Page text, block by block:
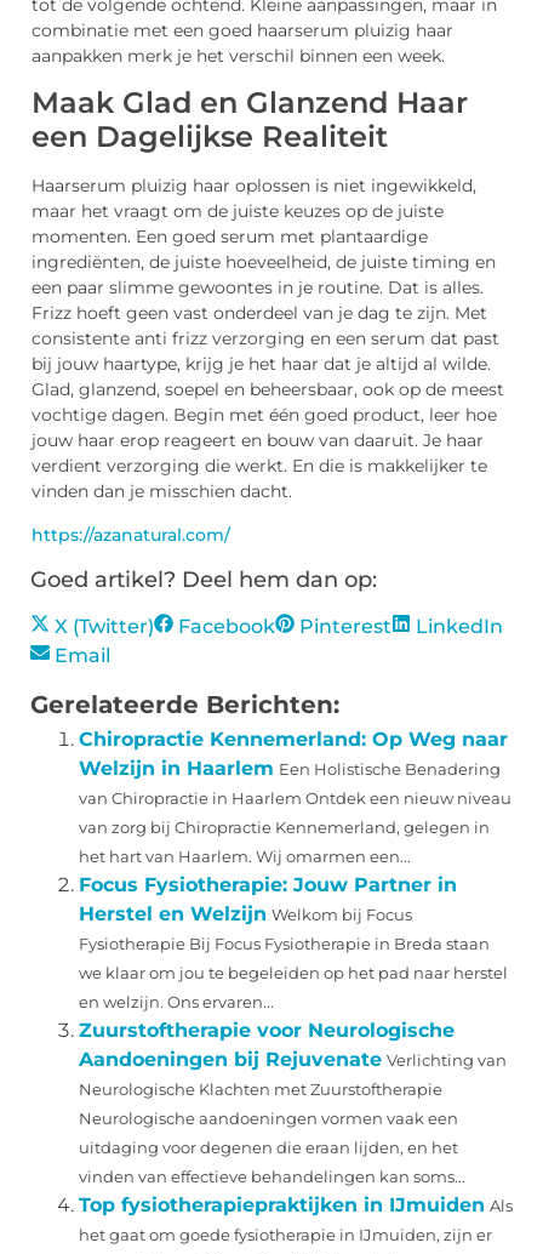
tot de volgende ochtend. Kleine aanpassingen, maar in
combinatie met een goed haarserum pluizig haar
aanpakken merk je het verschil binnen een week.
Maak Glad en Glanzend Haar
een Dagelijkse Realiteit
Haarserum pluizig haar oplossen is niet ingewikkeld,
maar het vraagt om de juiste keuzes op de juiste
momenten. Een goed serum met plantaardige
ingrediënten, de juiste hoeveelheid, de juiste timing en
een paar slimme gewoontes in je routine. Dat is alles.
Frizz hoeft geen vast onderdeel van je dag te zijn. Met
consistente anti frizz verzorging en een serum dat past
bij jouw haartype, krijg je het haar dat je altijd al wilde.
Glad, glanzend, soepel en beheersbaar, ook op de meest
vochtige dagen. Begin met één goed product, leer hoe
jouw haar erop reageert en bouw van daaruit. Je haar
verdient verzorging die werkt. En die is makkelijker te
vinden dan je misschien dacht.
https://azanatural.com/
Goed artikel? Deel hem dan op:
X (Twitter) Facebook Pinterest
LinkedIn
Email
Gerelateerde Berichten:
Chiropractie Kennemerland: Op Weg naar
Welzijn in Haarlem Een Holistische Benadering
van Chiropractie in Haarlem Ontdek een nieuw niveau
van zorg bij Chiropractie Kennemerland, gelegen in
het hart van Haarlem. Wij omarmen een...
Focus Fysiotherapie: Jouw Partner in
Herstel en Welzijn Welkom bij Focus
Fysiotherapie Bij Focus Fysiotherapie in Breda staan
we klaar om jou te begeleiden op het pad naar herstel
en welzijn. Ons ervaren...
Zuurstoftherapie voor Neurologische
Aandoeningen bij Rejuvenate Verlichting van
Neurologische Klachten met Zuurstoftherapie
Neurologische aandoeningen vormen vaak een
uitdaging voor degenen die eraan lijden, en het
vinden van effectieve behandelingen kan soms...
Top fysiotherapiepraktijken in IJmuiden Als
het gaat om goede fysiotherapie in IJmuiden, zijn er